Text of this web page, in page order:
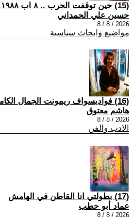
(15) حين توقفت الحرب .. ٨ اب ١٩٨٨
حسين علي الحمداني
2026 / 8 / 8
مواضيع وابحاث سياسية
(16) فواديسواف ريمونت الجمال الكامن في الحياة
هاشم معتوق
2026 / 8 / 8
الادب والفن
(17) بطولتي انا القاطن في الهامش
عماد أبو حطب
2026 / 8 / 8